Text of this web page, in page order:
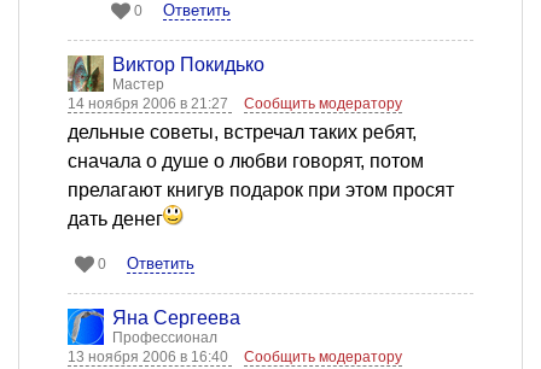
0 Ответить
Виктор Покидько
Мастер
14 ноября 2006 в 21:27
Сообщить модератору
дельные советы, встречал таких ребят,
сначала о душе о любви говорят, потом
прелагают книгув подарок при этом просят
дать денег
0 Ответить
Яна Сергеева
Профессионал
13 ноября 2006 в 16:40
Сообщить модератору